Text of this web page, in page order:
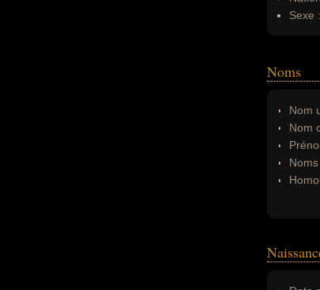
Sexe :
Noms
Nom
Nom